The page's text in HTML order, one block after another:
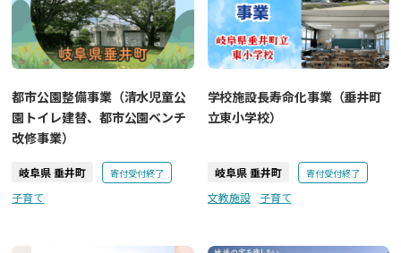
都市公園整備事業（清水児童公
園トイレ建替、都市公園ベンチ
改修事業）
岐阜県 垂井町 寄付受付終了
子育て
学校施設長寿命化事業（垂井町
立東小学校）
岐阜県 垂井町 寄付受付終了
文教施設 子育て